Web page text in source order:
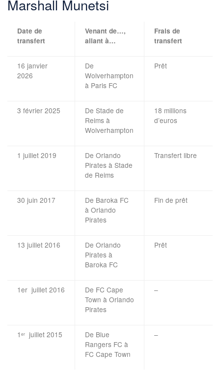
Marshall Munetsi
Date de
transfert
Venant de…,
allant à…
Frais de
transfert
16 janvier
2026
De
Wolverhampton
à Paris FC
Prêt
3 février 2025
De Stade de
Reims à
Wolverhampton
18 millions
d’euros
1 juillet 2019
De Orlando
Pirates à Stade
de Reims
Transfert libre
30 juin 2017
De Baroka FC
à Orlando
Pirates
Fin de prêt
13 juillet 2016
De Orlando
Pirates à
Baroka FC
Prêt
1er juillet 2016
De FC Cape
Town à Orlando
Pirates
–
1 er juillet 2015
De Blue
Rangers FC à
FC Cape Town
–